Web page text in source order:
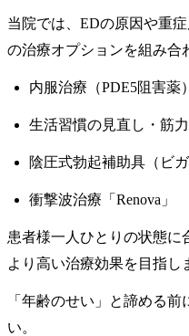
当院では、EDの原因や重
の治療オプションを組み合
内服治療（PDE5阻害薬）
生活習慣の見直し・筋
陰圧式勃起補助具（ビガ
衝撃波治療「Renova」
患者様一人ひとりの状態に
より高い治療効果を目指し
「年齢のせい」と諦める
い。